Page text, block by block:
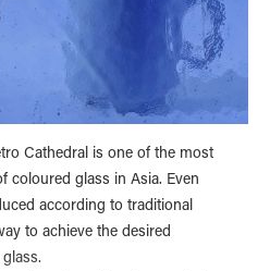
Cathedral is one of the most
coloured glass in Asia. Even
according to traditional
to achieve the desired